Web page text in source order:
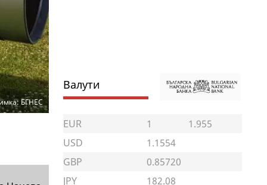
БГНЕС
Валути
EUR 1
1.955
USD
1.1554
GBP
0.85720
JPY
182.08